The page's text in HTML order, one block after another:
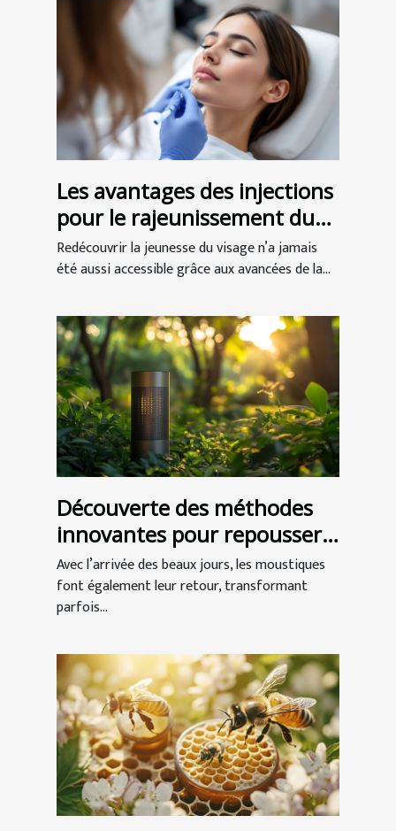
Les avantages des injections
pour le rajeunissement du
visage
Redécouvrir la jeunesse du visage n’a jamais
été aussi accessible grâce aux avancées de la...
Découverte des méthodes
innovantes pour repousser
les moustiques
Avec l’arrivée des beaux jours, les moustiques
font également leur retour, transformant
parfois...